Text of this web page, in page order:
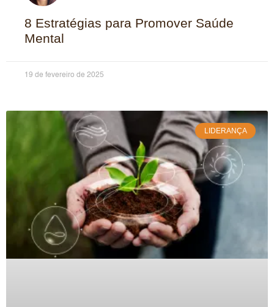
8 Estratégias para Promover Saúde
Mental
19 de fevereiro de 2025
LIDERANÇA